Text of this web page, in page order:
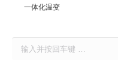
一体化温变